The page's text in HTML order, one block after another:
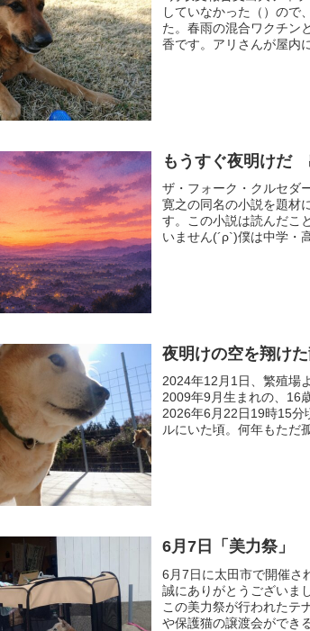
していなかった（）ので
た。春雨の混合ワクチン
香です。アリさんが屋内
もうすぐ夜明けだ
ザ・フォーク・クルセダ
寛之の同名の小説を題材
す。この小説は読んだこ
いません(´ρ`)僕は中学・
夜明けの空を翔け
2024年12月1日、繁殖場
2009年9月生まれの、16
2026年6月22日19時15分
ルにいた頃。何年もただ
6月7日「美力祭」
6月7日に太田市で開催さ
誠にありがとうございま
この美力祭が行われたテ
や保護猫の譲渡会ができ